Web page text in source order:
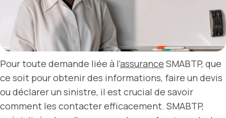
Pour toute demande liée à l’assurance SMABTP, que
ce soit pour obtenir des informations, faire un devis
ou déclarer un sinistre, il est crucial de savoir
comment les contacter efficacement. SMABTP,